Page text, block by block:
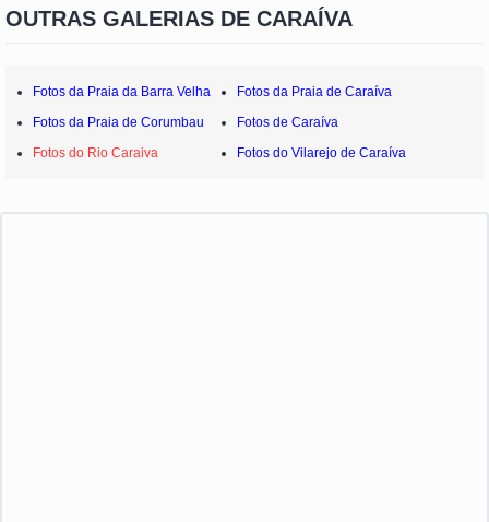
OUTRAS GALERIAS DE CARAÍVA
Fotos da Praia da Barra Velha
Fotos da Praia de Caraíva
Fotos da Praia de Corumbau
Fotos de Caraíva
Fotos do Rio Caraiva
Fotos do Vilarejo de Caraíva